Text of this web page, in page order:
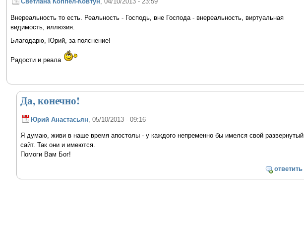
Внереальность то есть. Реальность - Господь, вне Господа - внереальность, виртуальная
видимость, иллюзия.
Благодарю, Юрий, за пояснение!
Радости и реала
Да, конечно!
Юрий Анастасьян , 05/10/2013 - 09:16
Я думаю, живи в наше время апостолы - у каждого непременно бы имелся свой развернутый
сайт. Так они и имеются.
Помоги Вам Бог!
ответить